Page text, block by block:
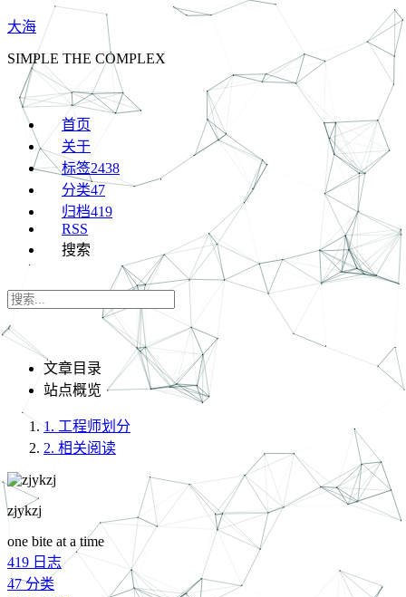
大海
SIMPLE THE COMPLEX
首页
关于
标签2438
分类47
归档419
RSS
搜索
文章目录
站点概览
1. 工程师划分
2. 相关阅读
zjykzj
one bite at a time
419 日志
47 分类